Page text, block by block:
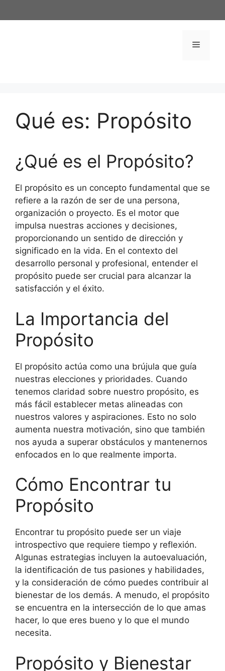
al
Menú
Qué es: Propósito
¿Qué es el Propósito?
El propósito es un concepto fundamental que se
refiere a la razón de ser de una persona,
organización o proyecto. Es el motor que
impulsa nuestras acciones y decisiones,
proporcionando un sentido de dirección y
significado en la vida. En el contexto del
desarrollo personal y profesional, entender el
propósito puede ser crucial para alcanzar la
satisfacción y el éxito.
La Importancia del
Propósito
El propósito actúa como una brújula que guía
nuestras elecciones y prioridades. Cuando
tenemos claridad sobre nuestro propósito, es
más fácil establecer metas alineadas con
nuestros valores y aspiraciones. Esto no solo
aumenta nuestra motivación, sino que también
nos ayuda a superar obstáculos y mantenernos
enfocados en lo que realmente importa.
Cómo Encontrar tu
Propósito
Encontrar tu propósito puede ser un viaje
introspectivo que requiere tiempo y reflexión.
Algunas estrategias incluyen la autoevaluación,
la identificación de tus pasiones y habilidades,
y la consideración de cómo puedes contribuir al
bienestar de los demás. A menudo, el propósito
se encuentra en la intersección de lo que amas
hacer, lo que eres bueno y lo que el mundo
necesita.
Propósito y Bienestar